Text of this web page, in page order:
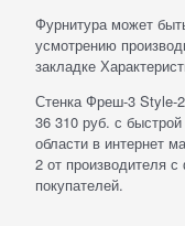
Фурнитура может
усмотрению
закладке
Стенка Фреш-3 Style-
36 310 руб. с
области в интернет
2 от производителя
покупателей.